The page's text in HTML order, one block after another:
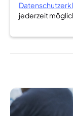
jederzeit